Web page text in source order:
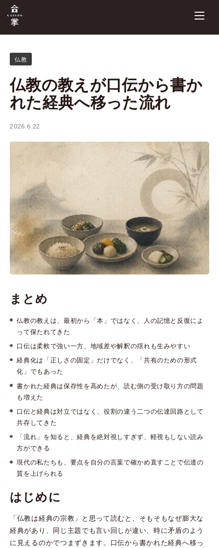
仏教
仏教の教えが口伝から書か
れた経典へ移った流れ
2026.6.22
まとめ
仏教の教えは、最初から「本」ではなく、人の記憶と反復によ
って保たれてきた
口伝は柔軟で強い一方、地域差や解釈の揺れも生みやすい
経典化は「正しさの固定」だけでなく、「共有のための形式
化」でもあった
書かれた経典は保存性を高めたが、読む側の受け取り方の問題
も増えた
口伝と経典は対立ではなく、役割の違う二つの伝達回路として
共存してきた
「流れ」を知ると、経典を絶対視しすぎず、軽視もしない読み
方ができる
現代の私たちも、要点を自分の言葉で確かめ直すことで伝達の
質を上げられる
はじめに
「仏教は経典の宗教」と思って読むと、そもそもなぜ膨大な
経典があり、同じ主題でも言い回しが違い、時に矛盾のよう
に見えるのかでつまずきます。口伝から書かれた経典へ移っ